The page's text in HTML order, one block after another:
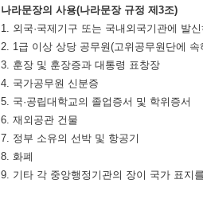
나라문장의 사용(나라문장 규정 제3조)
1. 외국·국제기구 또는 국내외국기관에 발
2. 1급 이상 상당 공무원(고위공무원단에
3. 훈장 및 훈장증과 대통령 표창장
4. 국가공무원 신분증
5. 국·공립대학교의 졸업증서 및 학위증서
6. 재외공관 건물
7. 정부 소유의 선박 및 항공기
8. 화폐
9. 기타 각 중앙행정기관의 장이 국가 표지